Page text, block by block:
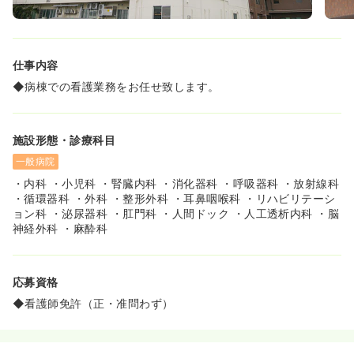
協力して業務を進めています。安心して休みを取りやすい
環境です。
◆看護部長は子育てや介護への理解が深く、働きやすい環
≪通勤ラクラク！プライベートも充実♪≫
◆那覇空港から車で30分以内、公共交通機関でも通勤しや
すい立地です！
メリハリをつけて働けます！
≪福利厚生充実！安心して長く働ける♪≫
◆扶養手当、住宅手当、精勤手当など各種手当が充実！
◆退職金制度、財形年金制度、再雇用制度など、将来を見
据えて働けます！
仕事内容
◆病棟での看護業務をお任せ致します。
施設形態・診療科目
一般病院
・内科 ・小児科 ・腎臓内科 ・消化器科 ・呼吸器科 ・放射線科
・循環器科 ・外科 ・整形外科 ・耳鼻咽喉科 ・リハビリテーシ
ョン科 ・泌尿器科 ・肛門科 ・人間ドック ・人工透析内科 ・脳
神経外科 ・麻酔科
応募資格
◆看護師免許（正・准問わず）